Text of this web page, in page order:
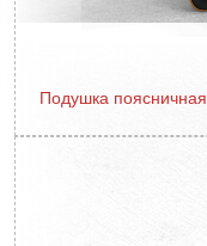
Подушка поясничная